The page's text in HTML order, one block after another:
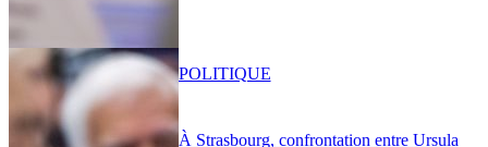
À Strasbourg, confrontation entre Ursula
POLITIQUE